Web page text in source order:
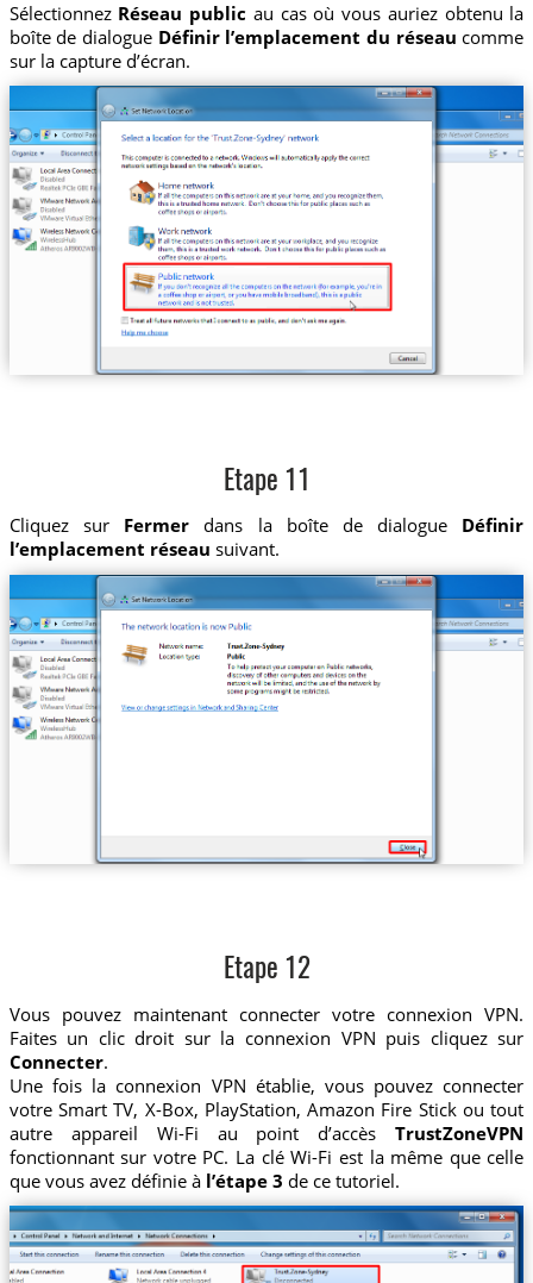
Sélectionnez Réseau public au cas où vous auriez obtenu la
boîte de dialogue Définir l’emplacement du réseau comme
sur la capture d’écran.
Etape 11
Cliquez sur Fermer dans la boîte de dialogue Définir
l’emplacement réseau suivant.
Etape 12
Vous pouvez maintenant connecter votre connexion VPN.
Faites un clic droit sur la connexion VPN puis cliquez sur
Connecter.
Une fois la connexion VPN établie, vous pouvez connecter
votre Smart TV, X-Box, PlayStation, Amazon Fire Stick ou tout
autre appareil Wi-Fi au point d’accèsTrustZoneVPN
fonctionnant sur votre PC. La clé Wi-Fi est la même que celle
que vous avez définie à l’étape 3 de ce tutoriel.